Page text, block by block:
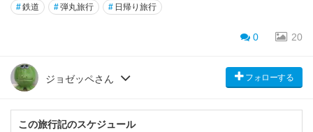
#鉄道 #弾丸旅行 # 日帰り旅行
0 20
ジョゼッペさん フォローする
この旅行記のスケジュール